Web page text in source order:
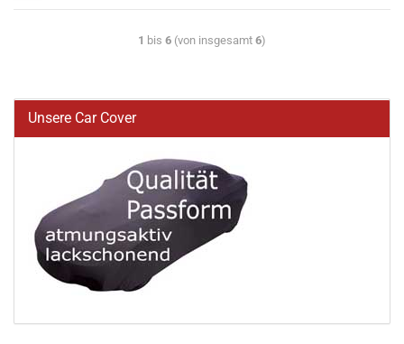
1 bis 6 (von insgesamt 6)
Unsere Car Cover